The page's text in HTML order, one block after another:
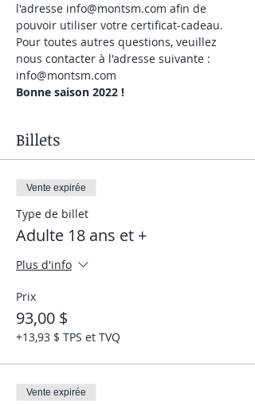
l'adresse info@montsm.com afin de
pouvoir utiliser votre certificat-cadeau.
Pour toutes autres questions, veuillez
nous contacter à l'adresse suivante :
info@montsm.com
Bonne saison 2022 !
Billets
Vente expirée
Type de billet
Adulte 18 ans et +
Plus d'info
Prix
93,00 $
+13,93 $ TPS et TVQ
Vente expirée